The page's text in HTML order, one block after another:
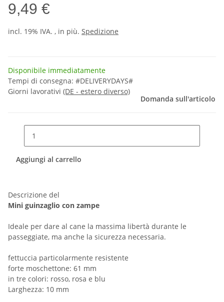
9,49 €
incl. 19% IVA. , in più. Spedizione
Disponibile immediatamente
Tempi di consegna: #DELIVERYDAYS#
Giorni lavorativi (DE - estero diverso)
Domanda sull'articolo
Aggiungi al carrello
Descrizione del
Mini guinzaglio con zampe
Ideale per dare al cane la massima libertà durante le
passeggiate, ma anche la sicurezza necessaria.
fettuccia particolarmente resistente
forte moschettone: 61 mm
in tre colori: rosso, rosa e blu
Larghezza: 10 mm